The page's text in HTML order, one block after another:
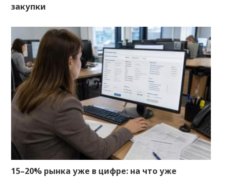
закупки
15–20% рынка уже в цифре: на что уже